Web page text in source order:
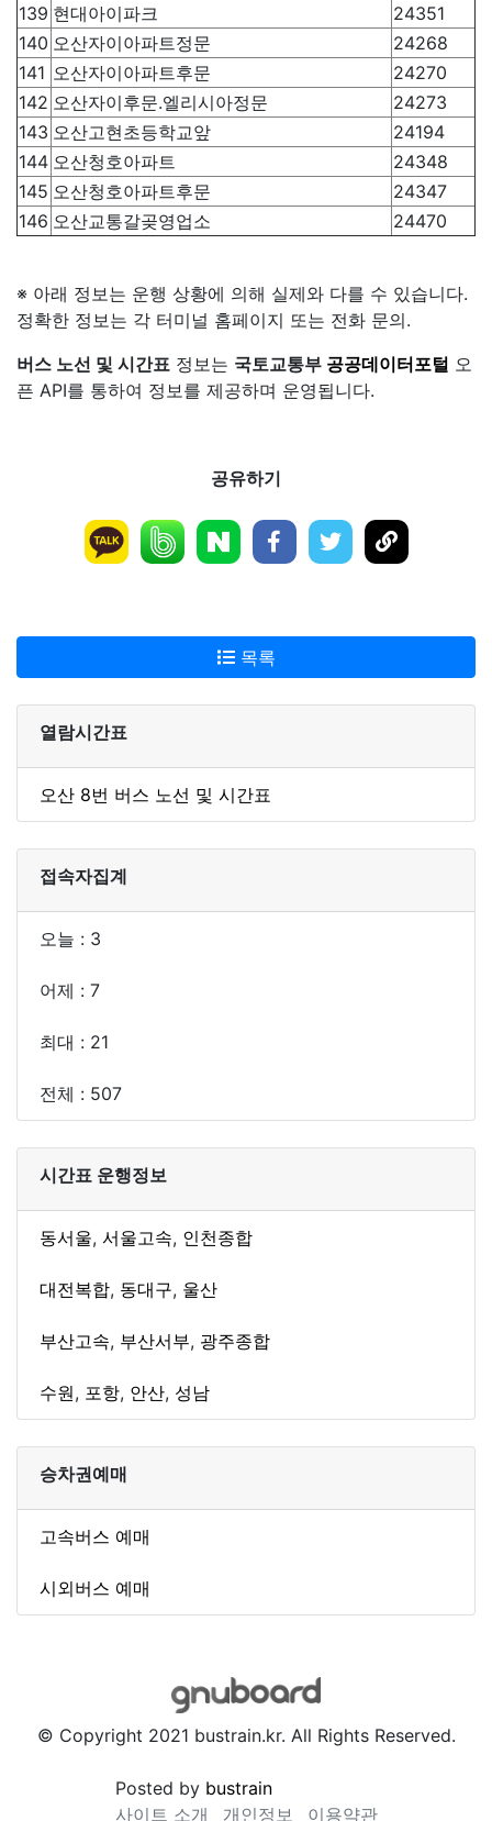
139 현대아이파크
24351
140 오산자이아파트정문
24268
141 오산자이아파트후문
24270
142 오산자이후문.엘리시아정문
24273
143 오산고현초등학교앞
24194
144 오산청호아파트
24348
145 오산청호아파트후문
24347
146 오산교통갈곶영업소 24470
※ 아래 정보는 운행 상황에 의해 실제와 다를 수 있습니다.
정확한 정보는 각 터미널 홈페이지 또는 전화 문의.
버스 노선 및 시간표 정보는 국토교통부 공공데이터포털 오
픈 API를 통하여 정보를 제공하며 운영됩니다.
공유하기
목록
열람시간표
오산 8번 버스 노선 및 시간표
접속자집계
오늘 : 3
어제 : 7
최대 : 21
전체 : 507
시간표 운행정보
동서울, 서울고속, 인천종합
대전복합, 동대구, 울산
부산고속, 부산서부, 광주종합
수원, 포항, 안산, 성남
승차권예매
고속버스 예매
시외버스 예매
© Copyright 2021 bustrain.kr. All Rights Reserved.
Posted by bustrain
사이트 소개
개인정보 이용약관